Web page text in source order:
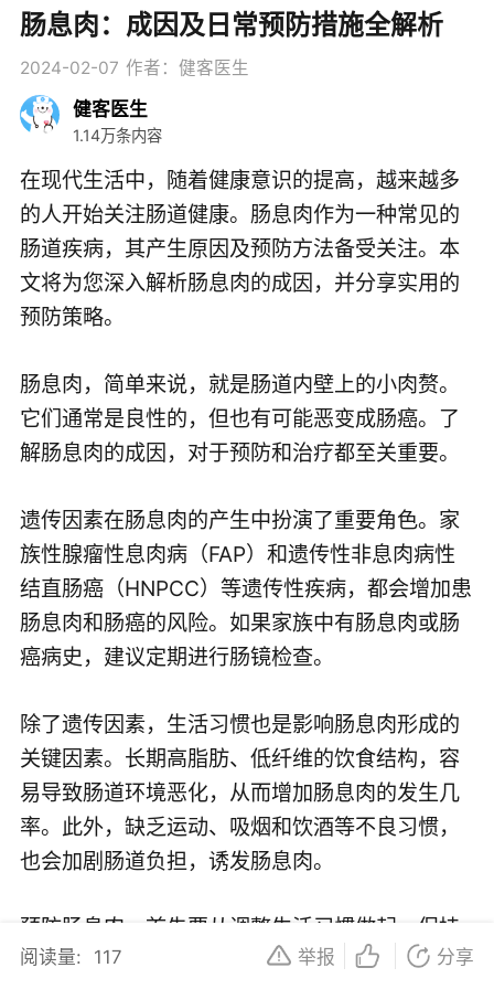
肠息肉：成因及日常预防措施全解析
2024-02-07 作者：健客医生
健客医生
1.14万条内容
在现代生活中，随着健康意识的提高，越来越多
的人开始关注肠道健康。肠息肉作为一种常见的
肠道疾病，其产生原因及预防方法备受关注。本
文将为您深入解析肠息肉的成因，并分享实用的
预防策略。
肠息肉，简单来说，就是肠道内壁上的小肉赘。
它们通常是良性的，但也有可能恶变成肠癌。了
解肠息肉的成因，对于预防和治疗都至关重要。
遗传因素在肠息肉的产生中扮演了重要角色。家
族性腺瘤性息肉病（FAP）和遗传性非息肉病性
结直肠癌（HNPCC）等遗传性疾病，都会增加患
肠息肉和肠癌的风险。如果家族中有肠息肉或肠
癌病史，建议定期进行肠镜检查。
除了遗传因素，生活习惯也是影响肠息肉形成的
关键因素。长期高脂肪、低纤维的饮食结构，容
易导致肠道环境恶化，从而增加肠息肉的发生几
率。此外，缺乏运动、吸烟和饮酒等不良习惯，
也会加剧肠道负担，诱发肠息肉。
预防肠息肉，首先要从调整生活习惯做起。保持
均衡的饮食，增加膳食纤维的摄入，如多吃蔬
阅读量: 117 举报 分享